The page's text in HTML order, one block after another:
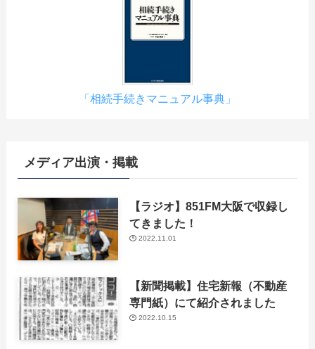
「相続手続きマニュアル事典」
メディア出演・掲載
【ラジオ】851FM大阪で収録し
てきました！
2022.11.01
【新聞掲載】住宅新報（不動産
専門紙）にて紹介されました
2022.10.15